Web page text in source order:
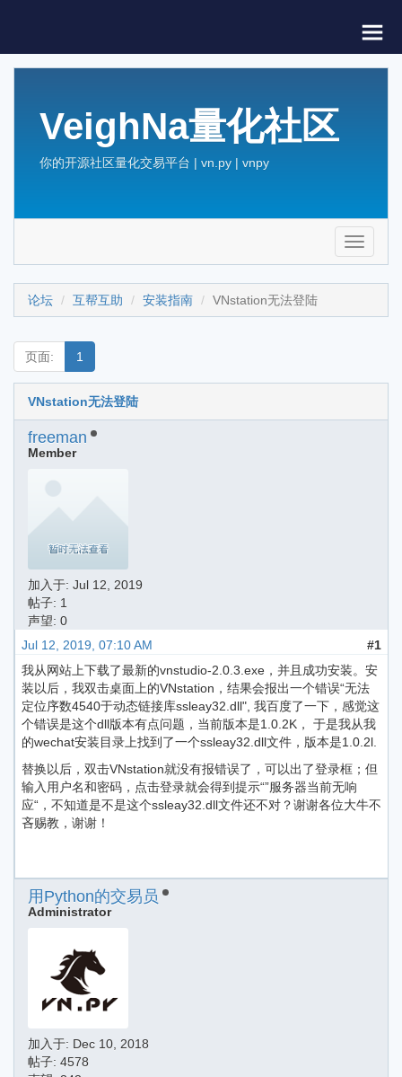
VeighNa量化社区
你的开源社区量化交易平台 | vn.py | vnpy
Toggle
论坛 互帮互助 安装指南 VNstation无法登陆
页面: 1
VNstation无法登陆
freeman
Member
加入于: Jul 12, 2019
帖子: 1
声望: 0
Jul 12, 2019, 07:10 AM
#1
我从网站上下载了最新的vnstudio-2.0.3.exe，并且成功安装。安
装以后，我双击桌面上的VNstation，结果会报出一个错误“无法
定位序数4540于动态链接库ssleay32.dll", 我百度了一下，感觉这
个错误是这个dll版本有点问题，当前版本是1.0.2K， 于是我从我
的wechat安装目录上找到了一个ssleay32.dll文件，版本是1.0.2l.
替换以后，双击VNstation就没有报错误了，可以出了登录框；但
输入用户名和密码，点击登录就会得到提示“”服务器当前无响
应“，不知道是不是这个ssleay32.dll文件还不对？谢谢各位大牛不
吝赐教，谢谢！
用Python的交易员
Administrator
加入于: Dec 10, 2018
帖子: 4578